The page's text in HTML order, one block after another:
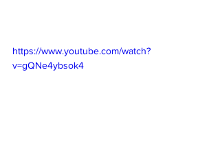
https://www.youtube.com/watch?
v=gQNe4ybsok4